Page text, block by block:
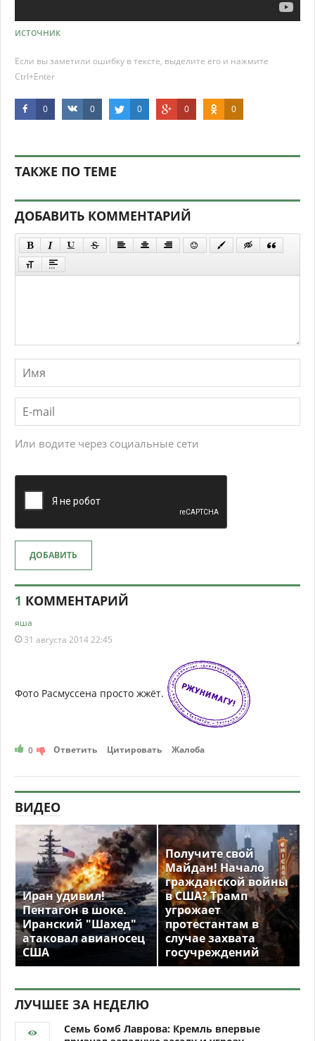
источник
Если вы заметили ошибку в тексте, выделите его и нажмите
Ctrl+Enter
0 0 0 0 0
ТАКЖЕ ПО ТЕМЕ
ДОБАВИТЬ КОММЕНТАРИЙ
Или водите через социальные сети
ДОБАВИТЬ
1 КОММЕНТАРИЙ
яша
31 августа 2014 22:45
Фото Расмуссена просто жжёт.
0 Ответить Цитировать Жалоба
ВИДЕО
Иран удивил!
Пентагон в шоке.
Иранский "Шахед"
атаковал авианосец
США
Получите свой
Майдан! Начало
гражданской войны
в США? Трамп
угрожает
протестантам в
случае захвата
госучреждений
ЛУЧШЕЕ ЗА НЕДЕЛЮ
Семь бомб Лаврова: Кремль впервые